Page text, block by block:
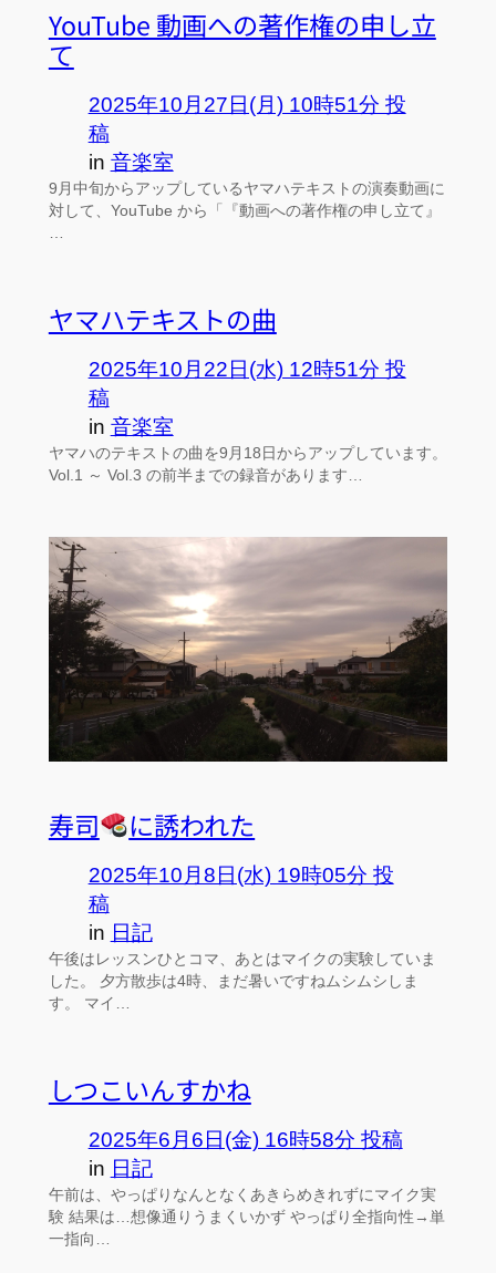
YouTube 動画への著作権の申し立
て
2025年10月27日(月) 10時51分 投
稿
in 音楽室
9月中旬からアップしているヤマハテキストの演奏動画に
対して、YouTube から「『動画への著作権の申し立て』
ヤマハテキストの曲
2025年10月22日(水) 12時51分 投
稿
in 音楽室
ヤマハのテキストの曲を9月18日からアップしています。
Vol.1 ～ Vol.3 の前半までの録音があります…
寿司 に誘われた
2025年10月8日(水) 19時05分 投
稿
in 日記
午後はレッスンひとコマ、あとはマイクの実験していま
した。 夕方散歩は4時、まだ暑いですねムシムシしま
す。 マイ…
しつこいんすかね
2025年6月6日(金) 16時58分 投稿
in 日記
午前は、やっぱりなんとなくあきらめきれずにマイク実
験 結果は…想像通りうまくいかず やっぱり全指向性→単
一指向…